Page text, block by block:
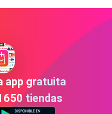
app gratuita
tiendas